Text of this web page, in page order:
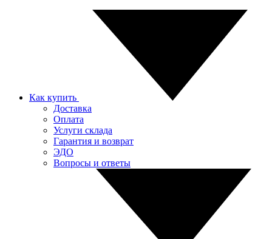
Как купить
Доставка
Оплата
Услуги склада
Гарантия и возврат
ЭДО
Вопросы и ответы